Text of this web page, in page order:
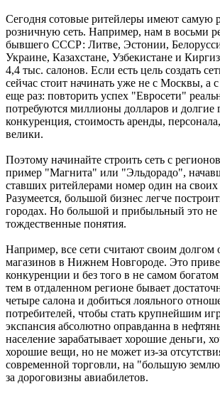
Сегодня сотовые ритейлеры имеют самую
розничную сеть. Например, нам в восьми
бывшего СССР: Литве, Эстонии,
Украине, Казахстане, Узбекистане и
4,4 тыс. салонов. Если есть цель создать
сейчас стоит начинать уже не с Москвы, а
еще раз: повторить успех "Евросети"
потребуются миллионы долларов и долгие
конкуренция, стоимость аренды,
велики.
Поэтому начинайте строить сеть с
пример "Магнита" или "Эльдорадо",
ставших ритейлерами номер один на
Разумеется, большой бизнес легче
городах. Но большой и прибыльный это не
тождественные понятия.
Например, все сети считают своим долгом
магазинов в Нижнем Новгороде. Это
конкуренции и без того в не самом
тем в отдаленном регионе бывает
четыре салона и добиться лояльного
потребителей, чтобы стать крупнейшим
экспансия абсолютно оправданна в
население зарабатывает хорошие деньги,
хорошие вещи, но не может из-за
современной торговли, на "большую
за дороговизны авиабилетов.